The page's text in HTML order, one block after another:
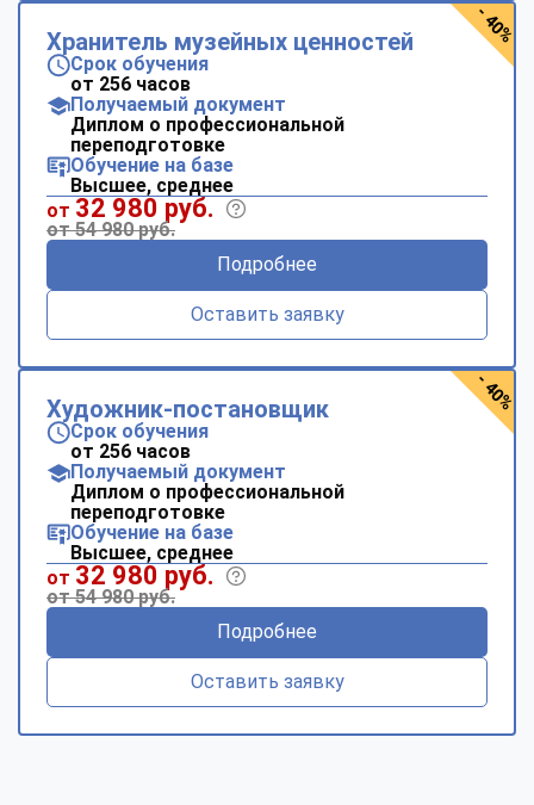
Хранитель музейных ценностей
Срок обучения
от 256 часов
Получаемый документ
Диплом о профессиональной
переподготовке
Обучение на базе
Высшее, среднее
от 32 980 руб.
от 54 980 руб.
Подробнее
Оставить заявку
- 40%
Художник-постановщик
Срок обучения
от 256 часов
Получаемый документ
Диплом о профессиональной
переподготовке
Обучение на базе
Высшее, среднее
от 32 980 руб.
от 54 980 руб.
Подробнее
Оставить заявку
- 40%